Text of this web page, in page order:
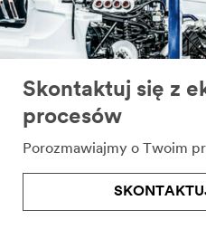
Skontaktuj się z
procesów
Porozmawiajmy o Twoim